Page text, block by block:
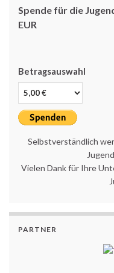
Spende für die
EUR
Betragsauswahl
Selbstverständlich
Vielen Dank für Ihre
PARTNER